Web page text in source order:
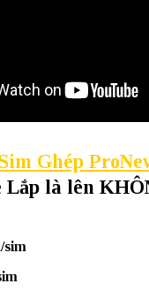
Sim Ghép
Lắp là lên
sim